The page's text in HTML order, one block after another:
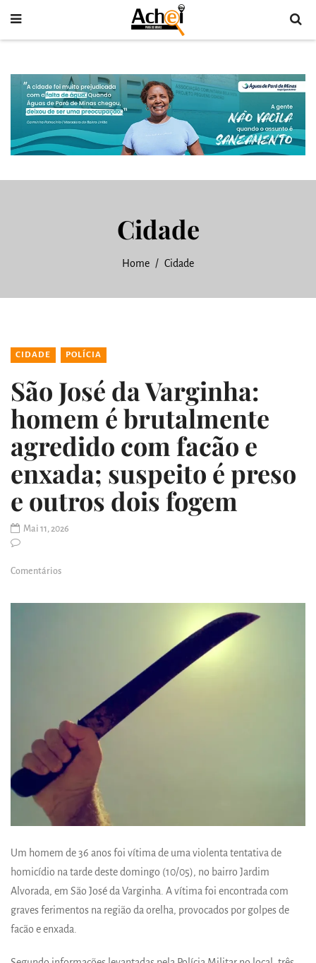
Cidade
Home Cidade
CIDADE POLÍCIA
São José da Varginha:
homem é brutalmente
agredido com facão e
enxada; suspeito é preso
e outros dois fogem
Mai 11, 2026
Comentários
Um homem de 36 anos foi vítima de uma violenta tentativa de
homicídio na tarde deste domingo (10/05), no bairro Jardim
Alvorada, em São José da Varginha. A vítima foi encontrada com
graves ferimentos na região da orelha, provocados por golpes de
facão e enxada.